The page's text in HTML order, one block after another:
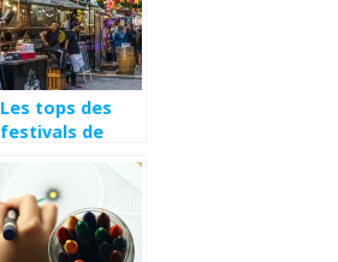
Les tops des
festivals de